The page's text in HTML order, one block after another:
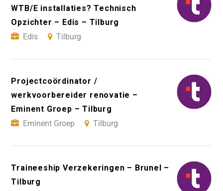
WTB/E installaties? Technisch
Opzichter – Edis – Tilburg
Edis
Tilburg
Projectcoördinator /
werkvoorbereider renovatie –
Eminent Groep – Tilburg
Eminent Groep
Tilburg
Traineeship Verzekeringen – Brunel –
Tilburg